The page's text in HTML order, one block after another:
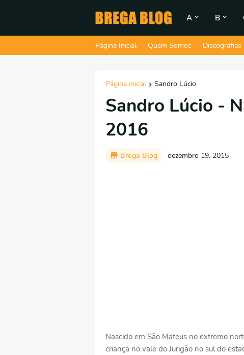
A B
Página Inicial Quem Somos Discografias
Página inicial Sandro Lúcio
Sandro Lúcio -
2016
Brega Blog dezembro 19, 2015
Nascido em São Mateus no extremo
criança no vale do Jurigão no sul do